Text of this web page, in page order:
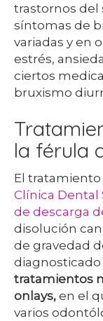
trastornos
síntomas de
variadas y en
estrés,
ciertos
bruxismo
la férula
El
Clínica Dental
de descarga
disolución
de gravedad
diagnosticado
tratamientos
onlays, en el
varios